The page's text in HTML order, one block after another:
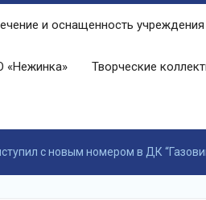
и оснащенность учреждения
«Нежинка» Творческие
с новым номером в ДК